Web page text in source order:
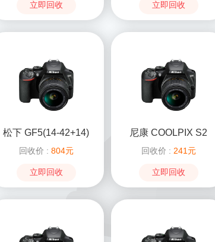
立即回收 立即回收
松下 GF5(14-42+14)
回收价 : 804元
立即回收
尼康 COOLPIX S2
回收价 : 241元
立即回收